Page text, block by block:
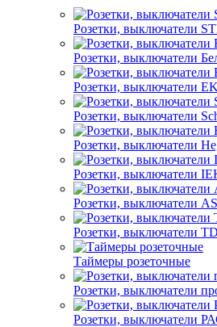
Розетки, выключатели
Розетки, выключатели
Розетки, выключатели
Розетки, выключатели
Розетки, выключатели
Розетки, выключатели
Розетки, выключатели
Розетки, выключатели
Таймеры розеточные
Розетки, выключатели
Розетки, выключатели